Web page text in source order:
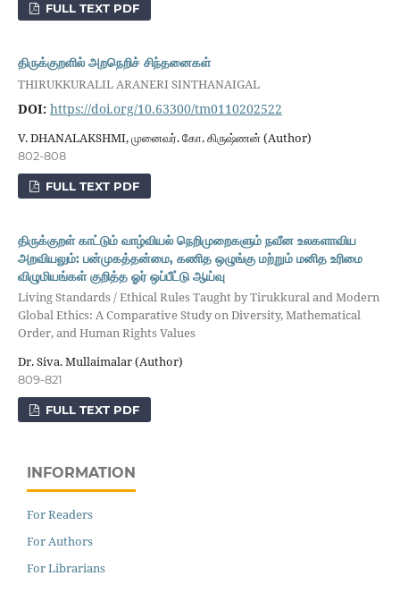
FULL TEXT PDF
திருக்குறளில் அறநெறிச் சிந்தனைகள்
THIRUKKURALIL ARANERI SINTHANAIGAL
DOI: https://doi.org/10.63300/tm0110202522
V. DHANALAKSHMI, முனைவர். கோ. கிருஷ்ணன் (Author)
802-808
FULL TEXT PDF
திருக்குறள் காட்டும் வாழ்வியல் நெறிமுறைகளும் நவீன உலகளாவிய
அறவியலும்: பன்முகத்தன்மை, கணித ஒழுங்கு மற்றும் மனித உரிமை
விழுமியங்கள் குறித்த ஓர் ஒப்பீட்டு ஆய்வு
Living Standards / Ethical Rules Taught by Tirukkural and Modern
Global Ethics: A Comparative Study on Diversity, Mathematical
Order, and Human Rights Values
Dr. Siva. Mullaimalar (Author)
809-821
FULL TEXT PDF
INFORMATION
For Readers
For Authors
For Librarians